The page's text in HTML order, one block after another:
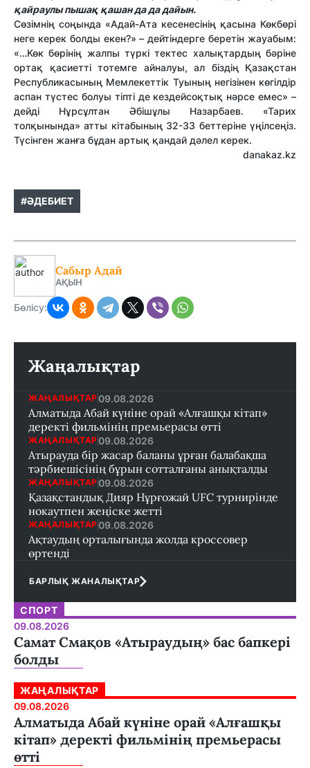
қайраулы пышақ қашан да да дайын.
Сөзімнің соңында «Адай-Ата кесенесінің қасына Көкбөрі
неге керек болды екен?» – дейтіндерге беретін жауабым:
«…Көк бөрінің жалпы түркі тектес халықтардың бәріне
ортақ қасиетті тотемге айналуы, ал біздің Қазақстан
Республикасының Мемлекеттік Туының негізінен көгілдір
аспан түстес болуы тіпті де кездейсоқтық нәрсе емес» –
дейді Нұрсұлтан Әбішұлы Назарбаев. «Тарих
толқынында» атты кітабының 32-33 беттеріне үңілсеңіз.
Түсінген жанға бұдан артық қандай дәлел керек.
danakaz.kz
#ӘДЕБИЕТ
Сабыр Адай
АҚЫН
Бөлісу:
Жаңалықтар
ЖАҢАЛЫҚТАР 09.08.2026
Алматыда Абай күніне орай «Алғашқы кітап»
деректі фильмінің премьерасы өтті
ЖАҢАЛЫҚТАР 09.08.2026
Атырауда бір жасар баланы ұрған балабақша
тәрбиешісінің бұрын сотталғаны анықталды
ЖАҢАЛЫҚТАР 09.08.2026
Қазақстандық Дияр Нұрғожай UFC турнирінде
нокаутпен жеңіске жетті
ЖАҢАЛЫҚТАР 09.08.2026
Ақтаудың орталығында жолда кроссовер
өртенді
БАРЛЫҚ ЖАНАЛЫҚТАР
СПОРТ
09.08.2026
Самат Смақов «Атыраудың» бас бапкері
болды
ЖАҢАЛЫҚТАР
09.08.2026
Алматыда Абай күніне орай «Алғашқы
кітап» деректі фильмінің премьерасы
өтті